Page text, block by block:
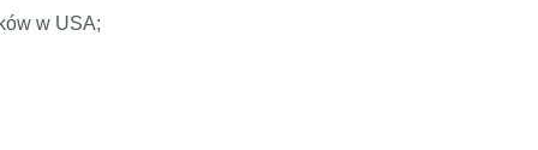
w USA;